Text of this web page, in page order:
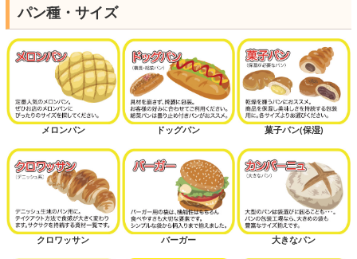
パン種・サイズ
メロンパン ドッグパン 菓子パン(保湿)
クロワッサン バーガー 大きなパン